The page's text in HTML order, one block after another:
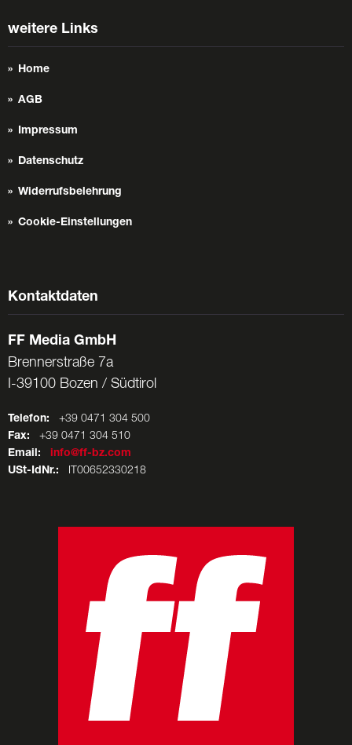
weitere Links
Home
AGB
Impressum
Datenschutz
Widerrufsbelehrung
Cookie-Einstellungen
Kontaktdaten
FF Media GmbH
Brennerstraße 7a
I-39100 Bozen / Südtirol
Telefon: +39 0471 304 500
Fax: +39 0471 304 510
Email:
info@ff-bz.com
USt-IdNr.: IT00652330218